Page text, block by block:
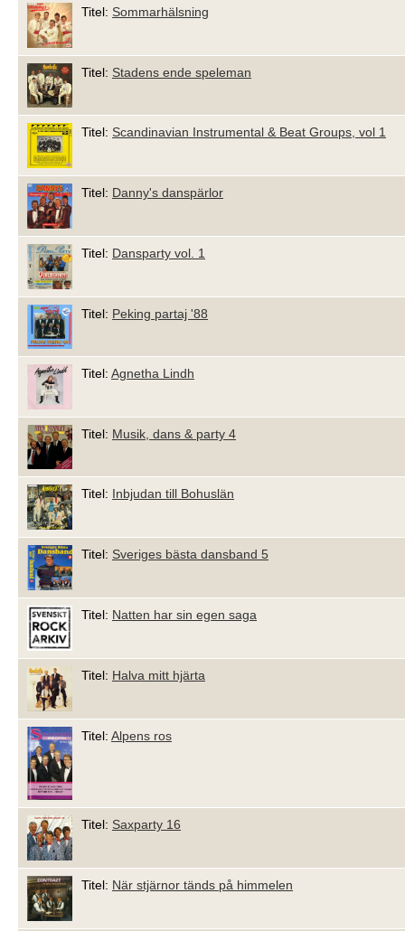
Titel: Sommarhälsning
Titel: Stadens ende speleman
Titel: Scandinavian Instrumental & Beat Groups, vol 1
Titel: Danny's danspärlor
Titel: Dansparty vol. 1
Titel: Peking partaj '88
Titel: Agnetha Lindh
Titel: Musik, dans & party 4
Titel: Inbjudan till Bohuslän
Titel: Sveriges bästa dansband 5
Titel: Natten har sin egen saga
Titel: Halva mitt hjärta
Titel: Alpens ros
Titel: Saxparty 16
Titel: När stjärnor tänds på himmelen